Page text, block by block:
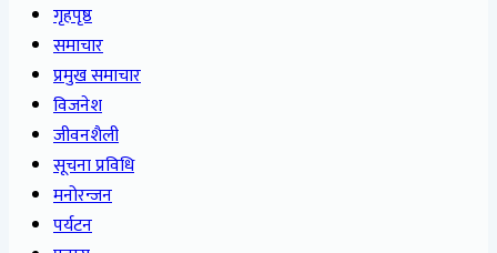
गृहपृष्ठ
समाचार
प्रमुख समाचार
विजनेश
जीवनशैली
सूचना प्रविधि
मनोरन्जन
पर्यटन